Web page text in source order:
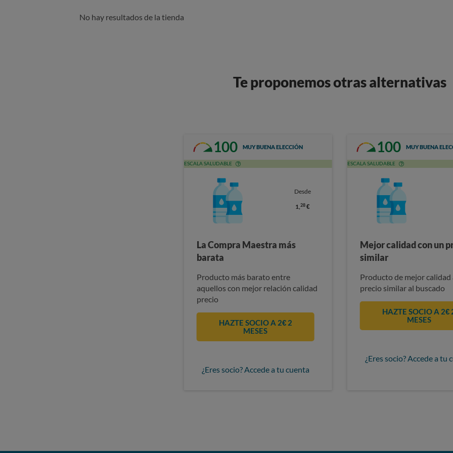
No hay resultados de la tienda
Te proponemos otras alternativas
100 MUY BUENA ELECCIÓN
ESCALA SALUDABLE
Desde
1,28€
La Compra Maestra más
barata
Producto más barato entre
aquellos con mejor relación calidad
precio
HAZTE SOCIO A 2€ 2
MESES
¿Eres socio? Accede a tu cuenta
100 MUY BUENA
ESCALA SALUDABLE
Mejor calidad con un
similar
Producto de mejor calidad
precio similar al buscado
HAZTE SOCIO A 2€
MESES
¿Eres socio? Accede a tu